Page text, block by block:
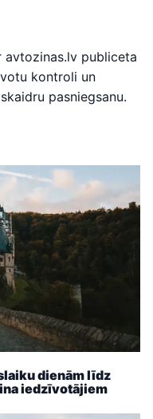
publiceta
kontroli un
pasniegsanu.
dienām līdz
iedzīvotājiem